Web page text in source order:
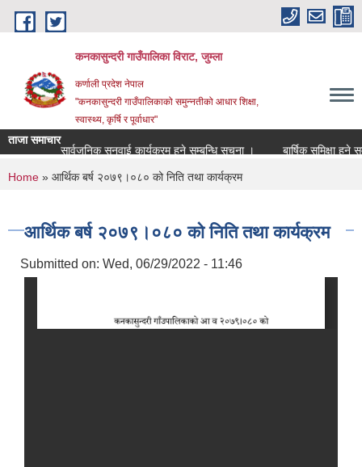
Skip to main content
कनकासुन्दरी गाउँपालिका विराट, जुम्ला
कर्णाली प्रदेश नेपाल
"कनकासुन्दरी गाउँपालिकाको समुन्नतीको आधार शिक्षा,
स्वास्थ्य, कृर्षि र पूर्वाधार"
ताजा समाचार
को सार्वजनिक सुनुवाई कार्यक्रम हुने सम्बन्धि सूचना ।
बार्षिक समिक्षा हुने
You are here
Home » आर्थिक बर्ष २०७९।०८० को निति तथा कार्यक्रम
आर्थिक बर्ष २०७९।०८० को निति तथा कार्यक्रम
Submitted on: Wed, 06/29/2022 - 11:46